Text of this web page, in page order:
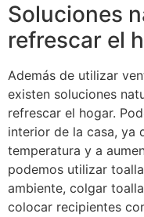
Soluciones
refrescar el
Además de utilizar
existen soluciones
refrescar el hogar.
interior de la casa, ya
temperatura y a
podemos utilizar
ambiente, colgar
colocar recipientes